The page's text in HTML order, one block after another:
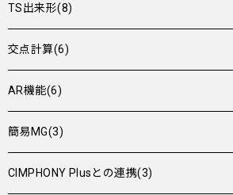
TS出来形(8)
交点計算(6)
AR機能(6)
簡易MG(3)
CIMPHONY Plusとの連携(3)